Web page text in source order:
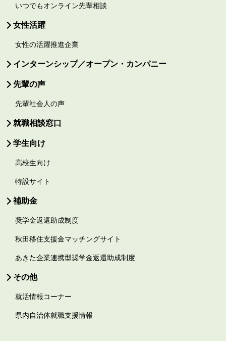
いつでもオンライン先輩相談
女性活躍
女性の活躍推進企業
インターンシップ／オープン・カンパニー
先輩の声
先輩社会人の声
就職相談窓口
学生向け
高校生向け
特設サイト
補助金
奨学金返還助成制度
秋田移住支援金マッチングサイト
あきた企業連携型奨学金返還助成制度
その他
就活情報コーナー
県内自治体就職支援情報